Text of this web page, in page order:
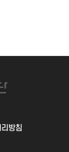
방침